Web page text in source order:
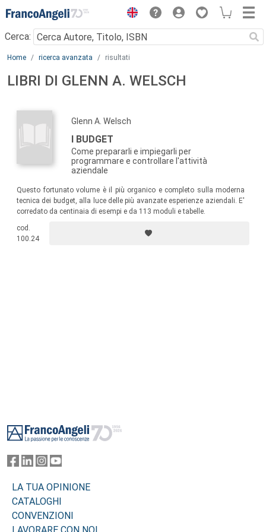
Menu
Cerca:
Main content
Home ricerca avanzata risultati
LIBRI DI GLENN A. WELSCH
Glenn A. Welsch
I BUDGET
Come prepararli e impiegarli per
programmare e controllare l'attività
aziendale
Questo fortunato volume è il più organico e completo sulla moderna
tecnica dei budget, alla luce delle più avanzate esperienze aziendali. E'
corredato da centinaia di esempi e da 113 moduli e tabelle.
cod.
100.24
LA TUA OPINIONE
CATALOGHI
CONVENZIONI